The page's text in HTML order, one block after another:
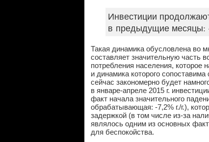
Инвестиции
в предыдущие месяцы:
Такая динамика обусловлена во
составляет значительную часть
потребления населения,
и динамика которого
сейчас закономерно будет
в январе-апреле 2015 г.
факт начала значительного
обрабатывающая: -7,2% г./г.),
задержкой (в том числе из-за
являлось одним из основных
для беспокойства.